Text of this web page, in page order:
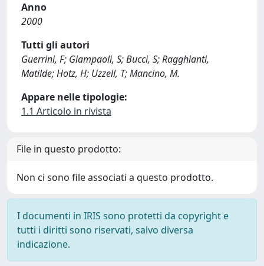
Anno
2000
Tutti gli autori
Guerrini, F; Giampaoli, S; Bucci, S; Ragghianti,
Matilde; Hotz, H; Uzzell, T; Mancino, M.
Appare nelle tipologie:
1.1 Articolo in rivista
File in questo prodotto:
Non ci sono file associati a questo prodotto.
I documenti in IRIS sono protetti da copyright e
tutti i diritti sono riservati, salvo diversa
indicazione.